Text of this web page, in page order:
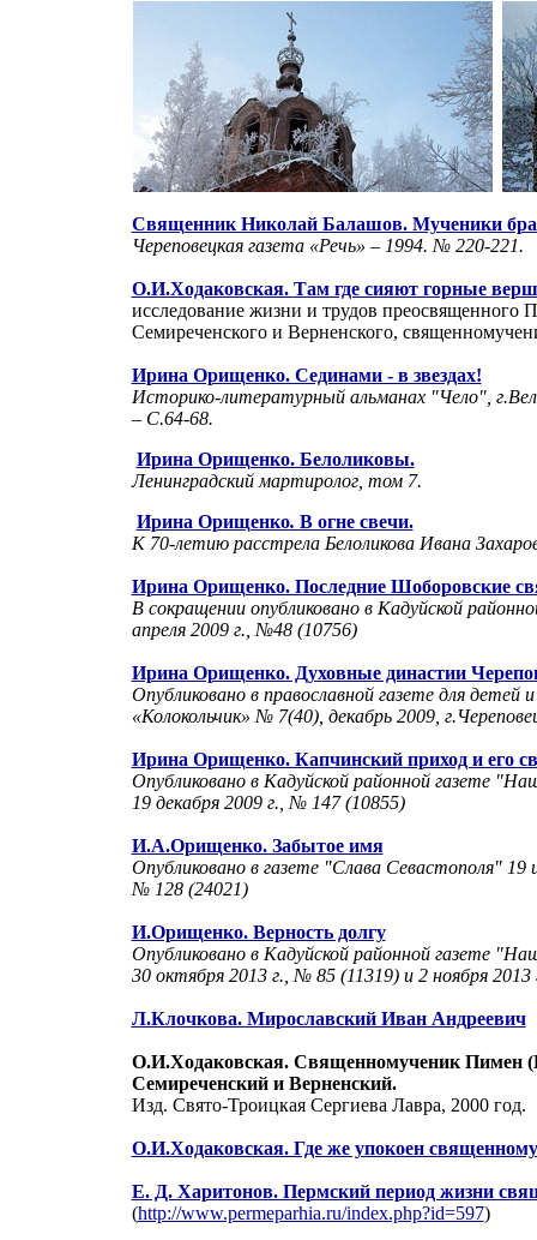
Священник Николай Балашов. Мученики
Череповецкая газета «Речь» – 1994. № 220-221.
О.И.Ходаковская. Там где сияют горные
исследование жизни и трудов преосвященного
Семиреченского и Верненского,
Ирина Орищенко. Сединами - в звездах!
Историко-литературный альманах "Чело",
– С.64-68.
Ирина Орищенко. Белоликовы.
Ленинградский мартиролог, том 7.
Ирина Орищенко. В огне свечи.
К 70-летию расстрела Белоликова Ивана
Ирина Орищенко. Последние Шоборовские
В сокращении опубликовано в Кадуйской
апреля 2009 г., №48 (10756)
Ирина Орищенко. Духовные династии
Опубликовано в православной газете для детей
«Колокольчик» № 7(40), декабрь 2009,
Ирина Орищенко. Капчинский приход и его
Опубликовано в Кадуйской районной газете
19 декабря 2009 г., № 147 (10855)
И.А.Орищенко. Забытое имя
Опубликовано в газете "Слава Севастополя" 19
№ 128 (24021)
И.Орищенко. Верность долгу
Опубликовано в Кадуйской районной газете
30 октября 2013 г., № 85 (11319) и 2 ноября
Л.Клочкова. Мирославский Иван Андреевич
О.И.Ходаковская. Священномученик Пимен
Семиреченский и Верненский.
Изд. Свято-Троицкая Сергиева Лавра, 2000 год.
О.И.Ходаковская. Где же упокоен
Е. Д. Харитонов. Пермский период жизни
(http://www.permeparhia.ru/index.php?id=597)